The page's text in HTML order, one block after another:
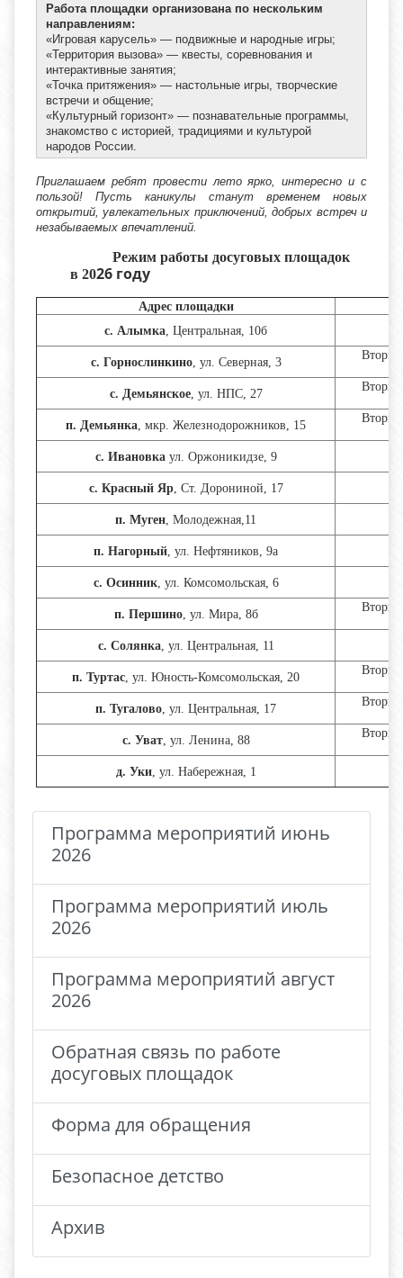
Работа площадки организована по нескольким
направлениям:
«Игровая карусель» — подвижные и народные игры;
«Территория вызова» — квесты, соревнования и
интерактивные занятия;
«Точка притяжения» — настольные игры, творческие
встречи и общение;
«Культурный горизонт» — познавательные программы,
знакомство с историей, традициями и культурой
народов России.
Приглашаем ребят провести лето ярко, интересно и с
пользой! Пусть каникулы станут временем новых
открытий, увлекательных приключений, добрых встреч и
незабываемых впечатлений.
Режим работы досуговых площадок
в 2026 году
Адрес площадки
с. Алымка , Центральная, 10б
с. Горнослинкино, ул. Северная, 3
с. Демьянское, ул. НПС, 27
п. Демьянка мкр. Железнодорожников, 15
с. Ивановка ул. Оржоникидзе, 9
с. Красный Яр, Ст. Дорониной, 17
п. Муген Молодежная,11
п. Нагорный , ул. Нефтяников, 9а
с. Осинник, ул. Комсомольская, 6
п. Першино, ул. Мира, 8б
с. Солянка, ул. Центральная, 11
п. Туртас , ул. Юность-Комсомольская, 20
п. Тугалово , ул. Центральная, 17
с. Уват, ул. Ленина, 88
д. Уки, ул. Набережная, 1
Программа мероприятий июнь
2026
Программа мероприятий июль
2026
Программа мероприятий август
2026
Обратная связь по работе
досуговых площадок
Форма для обращения
Безопасное детство
Архив